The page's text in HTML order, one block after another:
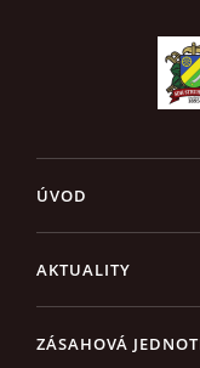
ÚVOD
AKTUALITY
ZÁSAHOVÁ